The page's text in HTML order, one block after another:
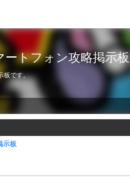
トフォン攻略掲示板
板です。
示板